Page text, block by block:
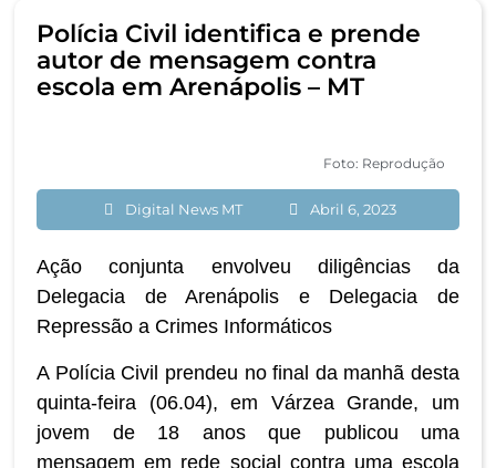
Polícia Civil identifica e prende
autor de mensagem contra
escola em Arenápolis – MT
Foto: Reprodução
Digital News MT Abril 6, 2023
Ação conjunta envolveu diligências da
Delegacia de Arenápolis e Delegacia de
Repressão a Crimes Informáticos
A Polícia Civil prendeu no final da manhã desta
quinta-feira (06.04), em Várzea Grande, um
jovem de 18 anos que publicou uma
mensagem em rede social contra uma escola